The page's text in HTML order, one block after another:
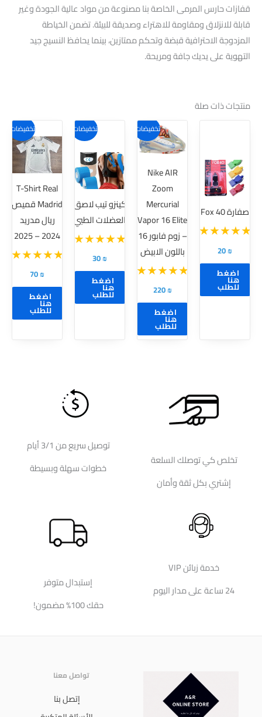
قفازات حارس المرمى الخاصة بنا مصنوعة من مواد عالية الجودة وغير
قابلة للانزلاق ومقاومة للاهتراء وصديقة للبيئة. تضمن الخياطة
المزدوجة الاحترافية قبضة وتحكم ممتازين، بينما يحافظ النسيج جيد
التهوية على يديك جافة ومريحة.
منتجات ذات صلة
صفارة Fox 40
20₪
اضغط
هنا
للطلب
تخفيضات!
Nike AIR
Zoom
Mercurial
Vapor 16 Elite
– زوم فابور 16
باللون الابيض
220₪
اضغط
هنا
للطلب
هناك
العديد
من
الأشكال
المختلفة
لهذا
المنتج.
يمكن
اختيار
الخيارات
على
صفحة
المنتج
تخفيضات!
كينزو تيب لاصق
العضلات الطبي
30₪
اضغط
هنا
للطلب
تخفيضات!
T-Shirt Real
Madrid قميص
ريال مدريد
2024 – 2025
70₪
اضغط
هنا
للطلب
هناك
العديد
من
الأشكال
المختلفة
لهذا
المنتج.
يمكن
اختيار
الخيارات
على
صفحة
المنتج
تخلص كي توصلك السلعة
إشتري بكل ثقة وأمان
توصيل سريع من 3/1 أيام
خطوات سهلة وبسيطة
خدمة زبائن VIP
24 ساعة على مدار اليوم
إستبدال متوفر
حقك 100% مضمون!
تواصل معنا
إتصل بنا